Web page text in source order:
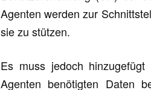
Agenten werden zur
sie zu stützen.
Es muss jedoch
Agenten benötigten Daten